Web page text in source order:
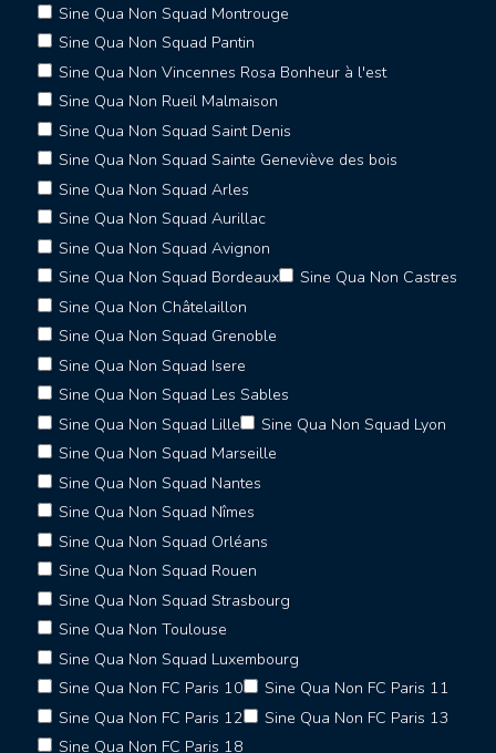
Sine Qua Non Squad Montrouge
Sine Qua Non Squad Pantin
Sine Qua Non Vincennes Rosa Bonheur à l'est
Sine Qua Non Rueil Malmaison
Sine Qua Non Squad Saint Denis
Sine Qua Non Squad Sainte Geneviève des bois
Sine Qua Non Squad Arles
Sine Qua Non Squad Aurillac
Sine Qua Non Squad Avignon
Sine Qua Non Squad Bordeaux
Sine Qua Non Castres
Sine Qua Non Châtelaillon
Sine Qua Non Squad Grenoble
Sine Qua Non Squad Isere
Sine Qua Non Squad Les Sables
Sine Qua Non Squad Lille
Sine Qua Non Squad Lyon
Sine Qua Non Squad Marseille
Sine Qua Non Squad Nantes
Sine Qua Non Squad Nîmes
Sine Qua Non Squad Orléans
Sine Qua Non Squad Rouen
Sine Qua Non Squad Strasbourg
Sine Qua Non Toulouse
Sine Qua Non Squad Luxembourg
Sine Qua Non FC Paris 10
Sine Qua Non FC Paris 11
Sine Qua Non FC Paris 12
Sine Qua Non FC Paris 13
Sine Qua Non FC Paris 18